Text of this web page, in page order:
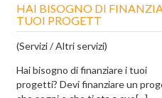
HAI BISOGNO DI
TUOI PROGETT
(Servizi / Altri servizi)
Hai bisogno di finanziare i tuoi
progetti? Devi finanziare un